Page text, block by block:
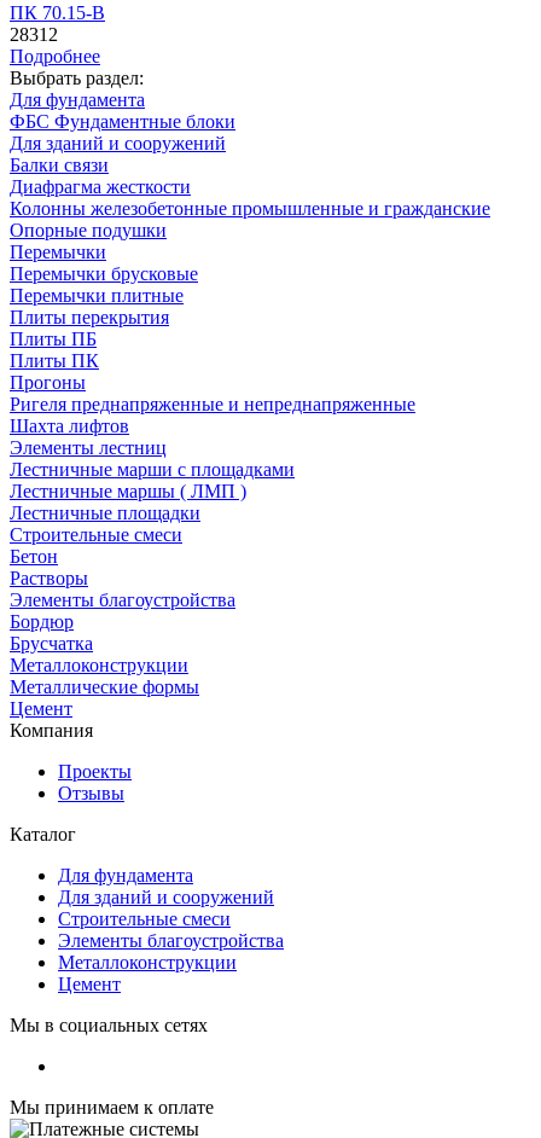
ПК 70.15-B
28312
Подробнее
Выбрать раздел:
Для фундамента
ФБС Фундаментные блоки
Для зданий и сооружений
Балки связи
Диафрагма жесткости
Колонны железобетонные промышленные и гражданские
Опорные подушки
Перемычки
Перемычки брусковые
Перемычки плитные
Плиты перекрытия
Плиты ПБ
Плиты ПК
Прогоны
Ригеля преднапряженные и непреднапряженные
Шахта лифтов
Элементы лестниц
Лестничные марши с площадками
Лестничные маршы ( ЛМП )
Лестничные площадки
Строительные смеси
Бетон
Растворы
Элементы благоустройства
Бордюр
Брусчатка
Металлоконструкции
Металлические формы
Цемент
Компания
Проекты
Отзывы
Каталог
Для фундамента
Для зданий и сооружений
Строительные смеси
Элементы благоустройства
Металлоконструкции
Цемент
Мы в социальных сетях
Мы принимаем к оплате